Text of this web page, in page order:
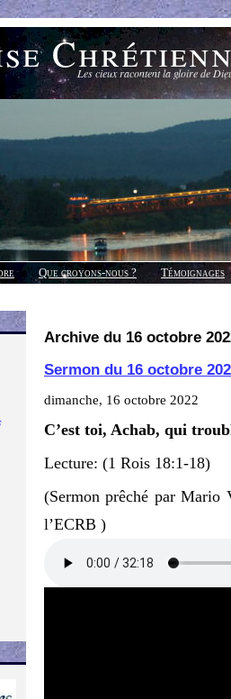
Les cieux racontent la gloire de
Que croyons-nous ?
Témoignages
Archive du 16 octobre
Sermon du 16 octobre
dimanche, 16 octobre 2022
C’est toi, Achab, qui
Lecture: (1 Rois 18:1-18)
(Sermon prêché par Mario
l’ECRB )